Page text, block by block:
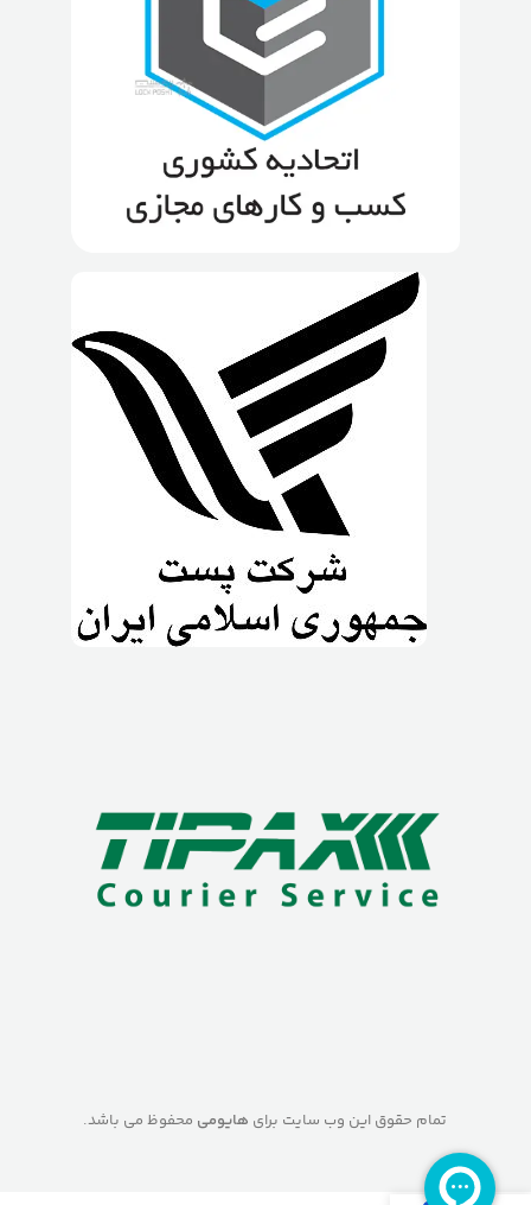
تمام حقوق این وب سایت برای هایومی محفوظ می باشد.